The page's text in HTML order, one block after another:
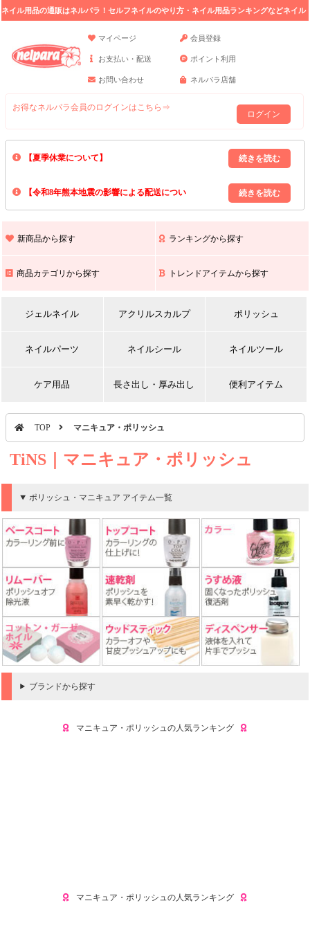
ネイル用品の通販はネルパラ！セルフネイルのやり方・ネイル用品ランキングなどネイル
マイページ
会員登録
お支払い・配送 ポイント利用
お問い合わせ ネルパラ店舗
お得なネルパラ会員のログインはこちら⇒
ログイン
【夏季休業について】
8/13(木)～8/16(日)の間｢出荷業務・お問い合わせ業務｣はお休みいたしま
上記期間中のご注文・お問い合わせは8/17(月)以降の対応となりますので
【令和8年熊本地震の影響による配送につい
また､ 九州全域でお荷物のお届けに遅延が生じております｡
新商品から探す ランキングから探す
商品カテゴリから探す トレンドアイテムから探す
ジェルネイル アクリルスカルプ ポリッシュ
ネイルパーツ ネイルシール ネイルツール
ケア用品 長さ出し・厚み出し 便利アイテム
TOP マニキュア・ポリッシュ
TiNS｜マニキュア・ポリッシュ
ポリッシュ・マニキュア アイテム一覧
ブランドから探す
マニキュア・ポリッシュの人気ランキング
マニキュア・ポリッシュの人気ランキング